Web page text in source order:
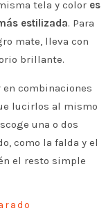
tela y color es
estilizada. Para
mate, lleva con
brillante.
combinaciones
lucirlos al mismo
una o dos
como la falda y el
el resto simple